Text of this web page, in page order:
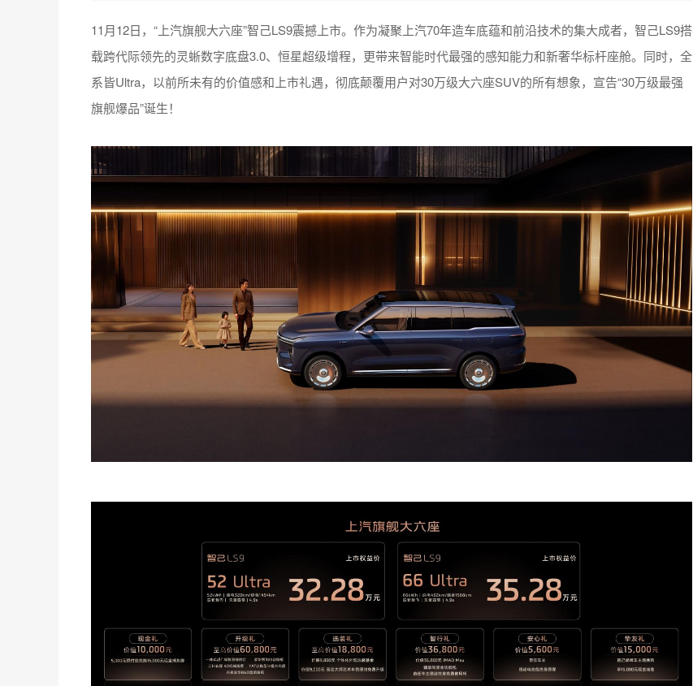
11月12日，“上汽旗舰大六座”智己LS9震撼上市。作为凝聚上汽70年造车底蕴和前沿技术的集大成者，智己LS9搭
载跨代际领先的灵蜥数字底盘3.0、恒星超级增程，更带来智能时代最强的感知能力和新奢华标杆座舱。同时，全
系皆Ultra，以前所未有的价值感和上市礼遇，彻底颠覆用户对30万级大六座SUV的所有想象，宣告“30万级最强
旗舰爆品”诞生！